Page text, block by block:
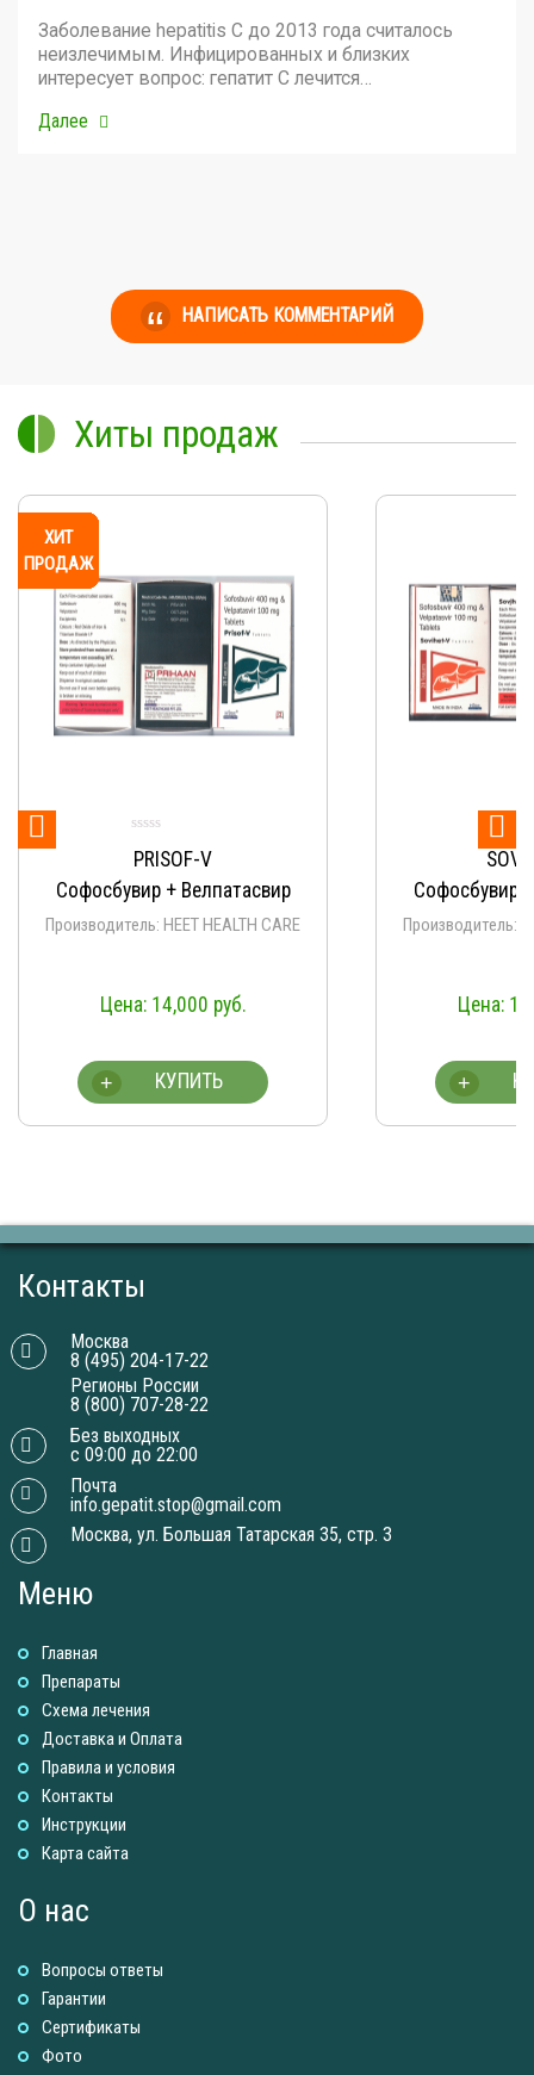
Заболевание hepatitis C до 2013 года считалось
неизлечимым. Инфицированных и близких
интересует вопрос: гепатит С лечится…
Далее
НАПИСАТЬ КОММЕНТАРИЙ
Хиты продаж
HEALTH CARE
Софосбувир + Велпатасвир
Производитель: HEET HEALTH CARE
 
Контакты
Москва
8 (495) 204-17-22
Регионы России
8 (800) 707-28-22
Без выходных
с 09:00 до 22:00
Почта
info.gepatit.stop@gmail.com
Москва, ул. Большая Татарская 35, стр. 3
Меню
Главная
Препараты
Схема лечения
Доставка и Оплатa
Правила и условия
Контакты
Инструкции
Карта сайта
О нас
Вопросы ответы
Гарантии
Сертификаты
Фото